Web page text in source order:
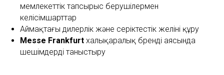
мемлекеттік тапсырыс берушілермен
келісімшарттар
Аймақтағы дилерлік және серіктестік желіні құру
Messe Frankfurt халықаралық бренді аясында
шешімдерді таныстыру